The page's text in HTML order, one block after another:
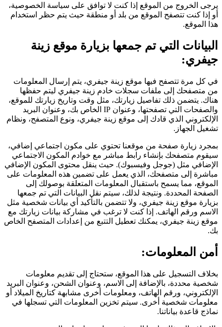
يرجى الخروج من الموقع إذا كنت لا توافق على سياسة الخصوصية،
أو إذا كنت تتصفح الموقع من بلد أو منطقة حيث يتم حظر استخدام
هذا الموقع.
البيانات التي تم جمعها بزيارة موقع زينة
جيفري:
في كل مرة تتصفح فيها موقع زينة جيفري، يتم إرسال المعلومات
من متصفحك إلى ملفات سجلات خادم زينة جيفري ليتم حفظها
هناك. يتضمن ذلك تفاصيل زيارتك، مثل وقت وتاريخ زيارتك للموقع،
والصفحات التي تصفحتها، وعنوان IP الخاص بك، وعنوان البريد
الإلكتروني الذي قادك إلى موقع زينة جيفري، ونوع المتصفح، ونظام
تشغيل الجهاز.
بمجرد زيارة صفحة من موقعنا تحتوي على مكون اجتماعي إضافي،
سيقوم متصفحك بإنشاء رابط مباشر مع خوادم المكون الاجتماعي
الإضافي مثل (جوجل وفيسبوك). حيث ينقل محتوى المكون الإضافي
مباشرة إلى متصفحك، الذي يعمل على تضمين هذه المعلومات على
الموقع، مما يسمح باستقبال المعلومات المتعلقة بوصولك إلى
الصفحة المحددة. ونتيجة لذلك، سيتم نقل البيانات التي تم جمعها
بزيارة موقع زينة جيفري، ولا تتضمن بالتأكيد أي بيانات شخصية مثل
الاسم ورقم الهاتف. إذا كنت لا ترغب في مشاركة بيانات زيارتك مع
موقع زينة جيفري، يمكنك تعطيل التتبع من إعدادات المتصفح الخاص
بك.
أمن المعلومات:
بخلاف التسجيل على هذا الموقع، ستحتاج إلى تقديم معلومات
شخصية محددة، بالإضافة إلى الاسم، وعنوان الشحن، وعنوان البريد
الإلكتروني، ورقم الهاتف، ومعلومات أخرى مشابهة كتاريخ الميلاد أو
معلومات شخصية أخرى. سيتم تخزين المعلومات التي تسجلها في
نماذج قاعدة بياناتنا.